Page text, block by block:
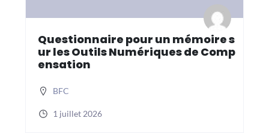
Questionnaire pour un mémoire s
ur les Outils Numériques de Comp
ensation
BFC
1 juillet 2026